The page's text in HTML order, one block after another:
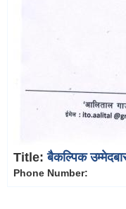
Title:बैकल्पिक
Phone Number: